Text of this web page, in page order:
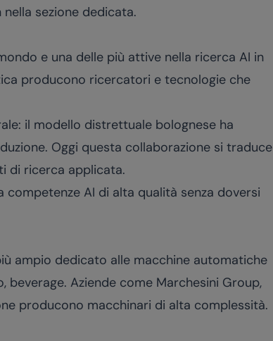
nella sezione dedicata.
e una delle più attive nella ricerca AI in
producono ricercatori e tecnologie che
il modello distrettuale bolognese ha
Oggi questa collaborazione si traduce
di ricerca applicata.
AI di alta qualità senza doversi
ampio dedicato alle macchine automatiche
Aziende come Marchesini Group,
producono macchinari di alta complessità.